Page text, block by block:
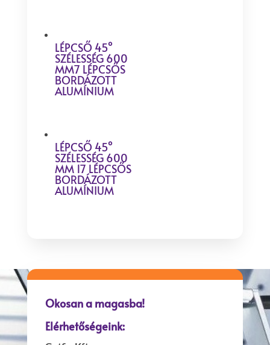
LÉPCSŐ 45°
SZÉLESSÉG 600
MM7 LÉPCSŐS
BORDÁZOTT
ALUMÍNIUM
LÉPCSŐ 45°
SZÉLESSÉG 600
MM 17 LÉPCSŐS
BORDÁZOTT
ALUMÍNIUM
Okosan a magasba!
Elérhetőségeink: